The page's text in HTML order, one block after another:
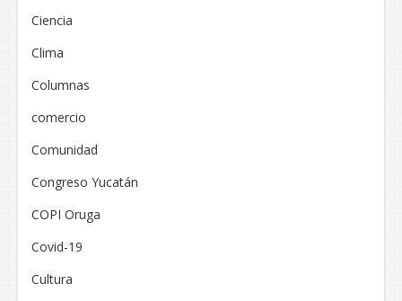
Ciencia
Clima
Columnas
comercio
Comunidad
Congreso Yucatán
COPI Oruga
Covid-19
Cultura